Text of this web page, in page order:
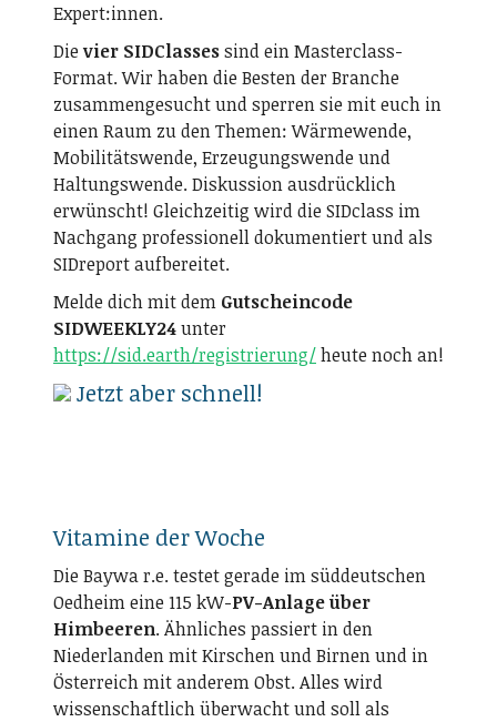
Expert:innen.
Dievier SIDClassessind ein Masterclass-
Format. Wir haben die Besten der Branche
zusammengesucht und sperren sie mit euch in
einen Raum zu den Themen: Wärmewende,
Mobilitätswende, Erzeugungswende und
Haltungswende. Diskussion ausdrücklich
erwünscht! Gleichzeitig wird die SIDclass im
Nachgang professionell dokumentiert und als
SIDreport aufbereitet.
Melde dich mit dem Gutscheincode
SIDWEEKLY24unter
https://sid.earth/registrierung/heute noch an!
Jetzt aber schnell!
Vitamine der Woche
Die Baywa r.e. testet gerade im süddeutschen
Oedheim eine 115 kW-PV-Anlage über
Himbeeren. Ähnliches passiert in den
Niederlanden mit Kirschen und Birnen und in
Österreich mit anderem Obst. Alles wird
wissenschaftlich überwacht und soll als